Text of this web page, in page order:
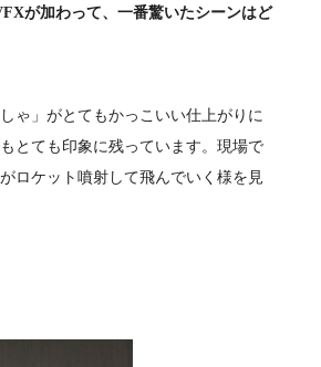
が加わって、一番驚いたシーンはど
ゃ」がとてもかっこいい仕上がりに
とても印象に残っています。現場で
ロケット噴射して飛んでいく様を見